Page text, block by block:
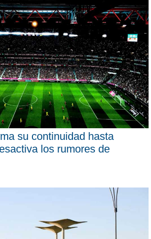
su continuidad hasta
los rumores de